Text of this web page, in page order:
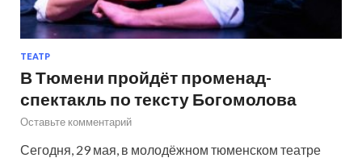
ТЕАТР
В Тюмени пройдёт променад-
спектакль по тексту Богомолова
Оставьте комментарий
Сегодня, 29 мая, в молодёжном тюменском театре